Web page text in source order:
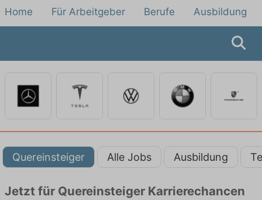
Home Für Arbeitgeber Berufe Ausbildung
Quereinsteiger Alle Jobs Ausbildung
Jetzt für Quereinsteiger Karrierechancen